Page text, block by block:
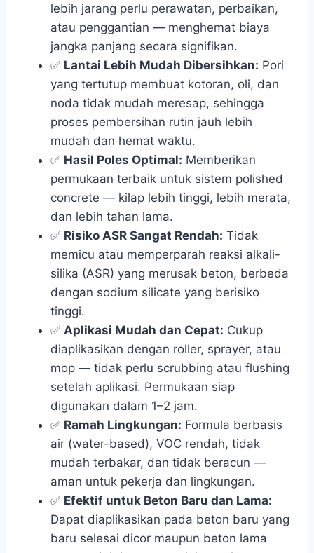
lebih jarang perlu perawatan, perbaikan,
atau penggantian — menghemat biaya
jangka panjang secara signifikan.
✅ Lantai Lebih Mudah Dibersihkan: Pori
yang tertutup membuat kotoran, oli, dan
noda tidak mudah meresap, sehingga
proses pembersihan rutin jauh lebih
mudah dan hemat waktu.
✅ Hasil Poles Optimal: Memberikan
permukaan terbaik untuk sistem polished
concrete — kilap lebih tinggi, lebih merata,
dan lebih tahan lama.
✅ Risiko ASR Sangat Rendah: Tidak
memicu atau memperparah reaksi alkali-
silika (ASR) yang merusak beton, berbeda
dengan sodium silicate yang berisiko
tinggi.
✅ Aplikasi Mudah dan Cepat: Cukup
diaplikasikan dengan roller, sprayer, atau
mop — tidak perlu scrubbing atau flushing
setelah aplikasi. Permukaan siap
digunakan dalam 1–2 jam.
✅ Ramah Lingkungan: Formula berbasis
air (water-based), VOC rendah, tidak
mudah terbakar, dan tidak beracun —
aman untuk pekerja dan lingkungan.
✅ Efektif untuk Beton Baru dan Lama:
Dapat diaplikasikan pada beton baru yang
baru selesai dicor maupun beton lama